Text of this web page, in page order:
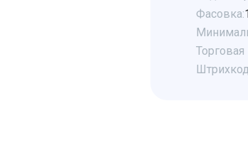
Фасовка:
Торговая